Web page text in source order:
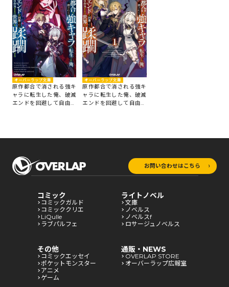
オーバーラップ文庫
原作都合で消される強キ
ャラに転生した俺、破滅
エンドを回避して自由気
オーバーラップ文庫
原作都合で消される強キ
ャラに転生した俺、破滅
エンドを回避して自由気
お問い合わせはこちら
コミック
コミックガルド
コミッククリエ
LiQulle
ラブパルフェ
ライトノベル
文庫
ノベルス
ノベルスf
ロサージュノベルス
その他
コミックエッセイ
ポケットモンスター
アニメ
ゲーム
通販・NEWS
OVERLAP STORE
オーバーラップ広報室